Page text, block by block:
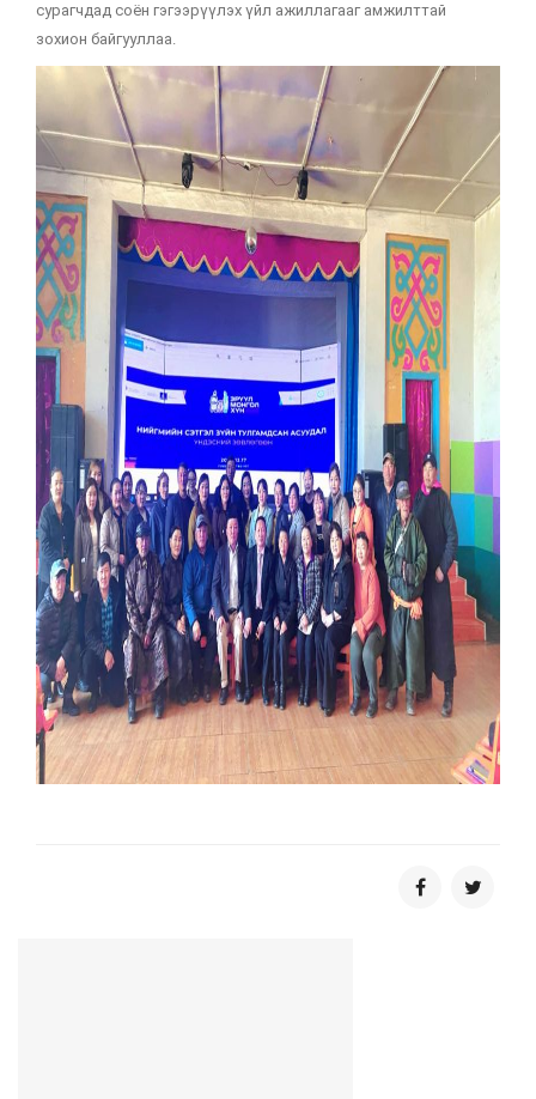
сурагчдад соён гэгээрүүлэх үйл ажиллагааг амжилттай
зохион байгууллаа.